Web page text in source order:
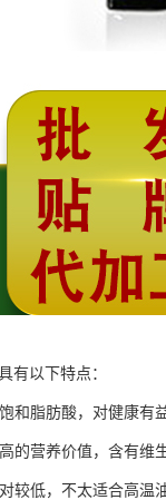
有以下特点：
和脂肪酸，对健康有益
的营养价值，含有维
较低，不太适合高温